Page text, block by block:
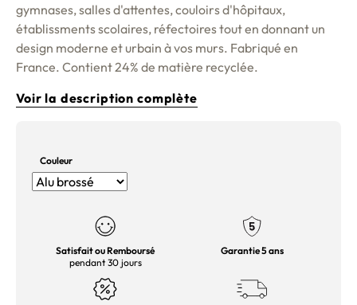
gymnases, salles d'attentes, couloirs d'hôpitaux,
établissments scolaires, réfectoires tout en donnant un
design moderne et urbain à vos murs. Fabriqué en
France. Contient 24% de matière recyclée.
Voir la description complète
Couleur
Satisfait ou Remboursé
pendant 30 jours
Garantie 5 ans